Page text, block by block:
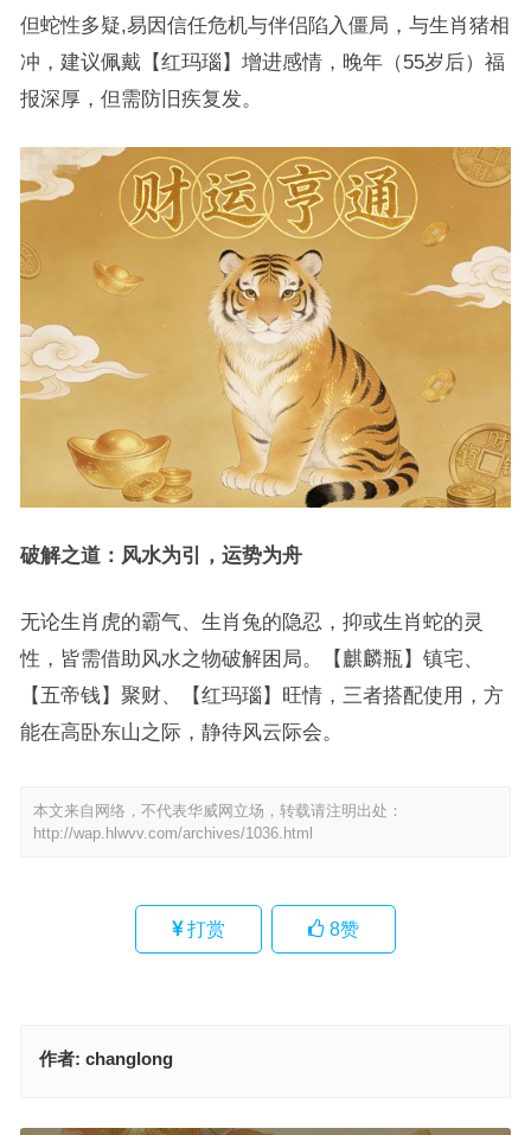
但蛇性多疑,易因信任危机与伴侣陷入僵局，与生肖猪相
冲，建议佩戴【红玛瑙】增进感情，晚年（55岁后）福
报深厚，但需防旧疾复发。
破解之道：风水为引，运势为舟
无论生肖虎的霸气、生肖兔的隐忍，抑或生肖蛇的灵
性，皆需借助风水之物破解困局。【麒麟瓶】镇宅、
【五帝钱】聚财、【红玛瑙】旺情，三者搭配使用，方
能在高卧东山之际，静待风云际会。
本文来自网络，不代表华威网立场，转载请注明出处：
http://wap.hlwvv.com/archives/1036.html
打赏 8赞
作者: changlong